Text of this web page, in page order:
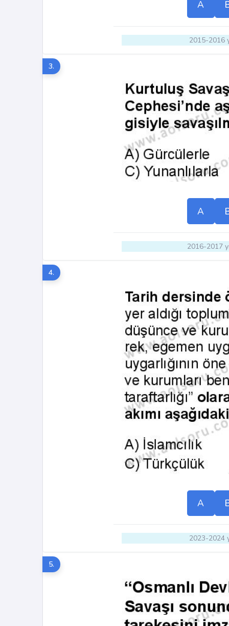
A
2015-2016
3.
A
2016-2017
4.
A
2023-2024
5.